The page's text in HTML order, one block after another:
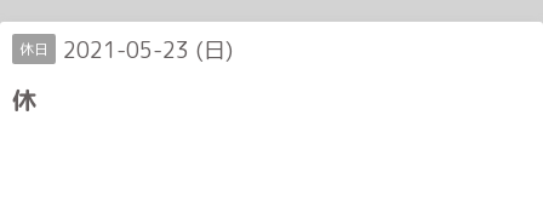
休日 2021-05-23 (日)
休